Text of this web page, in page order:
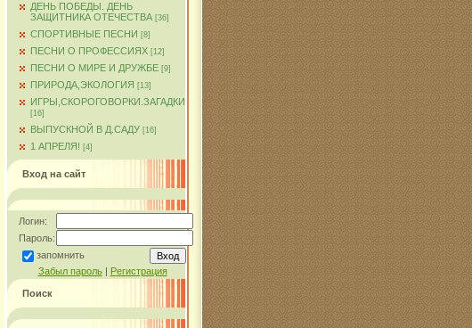
ДЕНЬ ПОБЕДЫ. ДЕНЬ
ЗАЩИТНИКА ОТЕЧЕСТВА [36]
СПОРТИВНЫЕ ПЕСНИ [8]
ПЕСНИ О ПРОФЕССИЯХ [12]
ПЕСНИ О МИРЕ И ДРУЖБЕ [9]
ПРИРОДА,ЭКОЛОГИЯ [13]
ИГРЫ,СКОРОГОВОРКИ.ЗАГАДКИ
[16]
ВЫПУСКНОЙ В Д.САДУ [16]
1 АПРЕЛЯ! [4]
Вход на сайт
Логин:
Пароль:
запомнить
Забыл пароль| Регистрация
Поиск